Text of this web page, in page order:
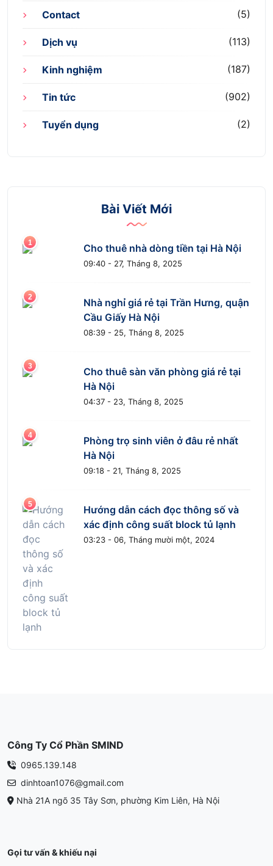
Contact (5)
Dịch vụ (113)
Kinh nghiệm (187)
Tin tức (902)
Tuyển dụng (2)
Bài Viết Mới
Cho thuê nhà dòng tiền tại Hà Nội
09:40 - 27, Tháng 8, 2025
Nhà nghỉ giá rẻ tại Trần Hưng, quận
Cầu Giấy Hà Nội
08:39 - 25, Tháng 8, 2025
Cho thuê sàn văn phòng giá rẻ tại
Hà Nội
04:37 - 23, Tháng 8, 2025
Phòng trọ sinh viên ở đâu rẻ nhất
Hà Nội
09:18 - 21, Tháng 8, 2025
Hướng dẫn cách đọc thông số và
xác định công suất block tủ lạnh
03:23 - 06, Tháng mười một, 2024
Công Ty Cổ Phần SMIND
0965.139.148
dinhtoan1076@gmail.com
Nhà 21A ngõ 35 Tây Sơn, phường Kim Liên, Hà Nội
Gọi tư vấn & khiếu nại